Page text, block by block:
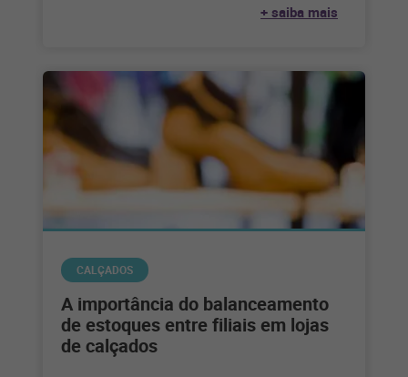
+ saiba mais
CALÇADOS
A importância do balanceamento
de estoques entre filiais em lojas
de calçados